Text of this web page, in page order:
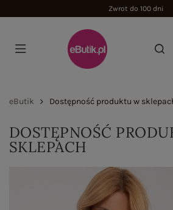
Zwrot do 100 dni
eButik Dostępność produktu w
DOSTĘPNOŚĆ
SKLEPACH